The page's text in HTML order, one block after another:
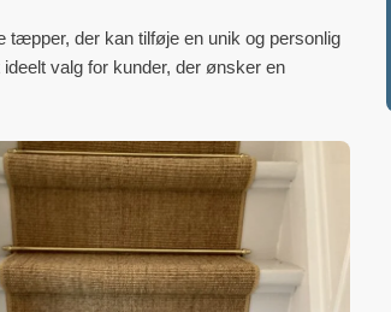
der kan tilføje en unik og personlig
valg for kunder, der ønsker en